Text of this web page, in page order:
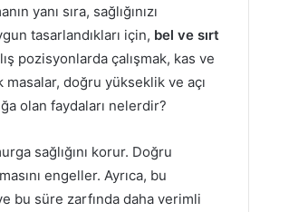
yanı sıra, sağlığınızı
tasarlandıkları için, bel ve sırt
pozisyonlarda çalışmak, kas ve
doğru yükseklik ve açı
olan faydaları nelerdir?
sağlığını korur. Doğru
engeller. Ayrıca, bu
bu süre zarfında daha verimli